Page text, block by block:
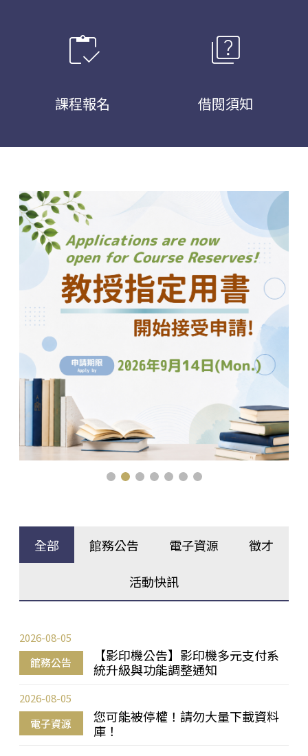
inventory
課程報名
quiz
借閱須知
全部 館務公告 電子資源 徵才
活動快訊
館務公告
【影印機公告】影印機多元支付系
統升級與功能調整通知
2026-08-05
電子資源
您可能被停權！請勿大量下載資料
庫！
2026-08-05